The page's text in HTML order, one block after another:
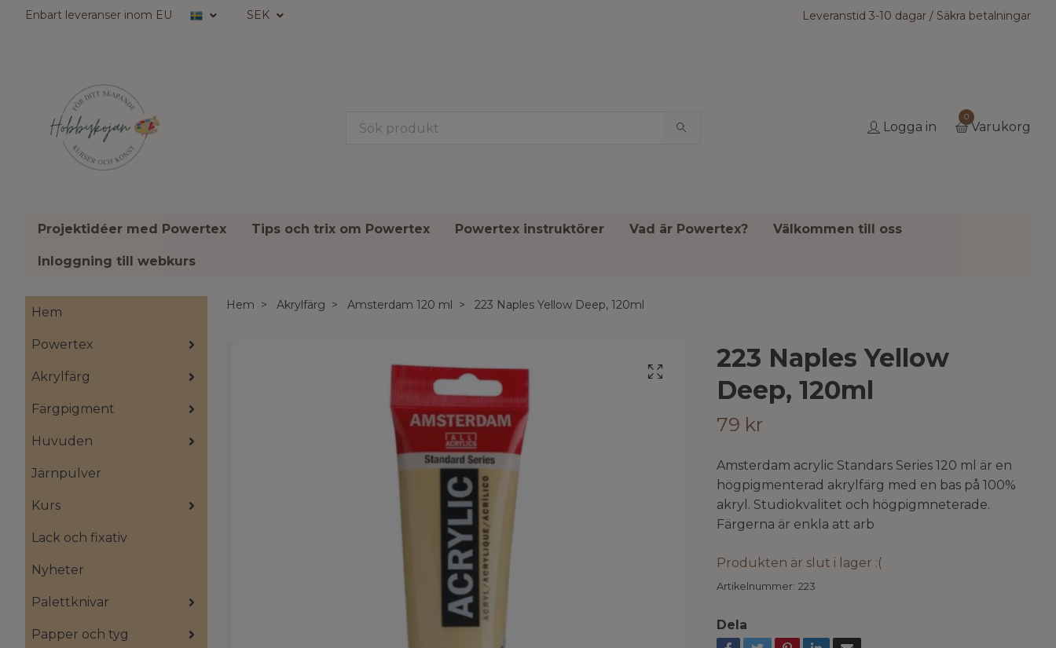
Enbart leveranser inom EU SEK Leveranstid 3-10 dagar / Säkra betalningar
Logga in
0
Varukorg
Projektidéer med Powertex Tips och trix om Powertex Powertex instruktörer Vad är Powertex? Välkommen till oss
Inloggning till webkurs
Hem
Powertex
Akrylfärg
Färgpigment
Huvuden
Järnpulver
Kurs
Lack och fixativ
Nyheter
Palettknivar
Papper och tyg
Hem Akrylfärg Amsterdam 120 ml 223 Naples Yellow Deep, 120ml
223 Naples Yellow
Deep, 120ml
79 kr
Amsterdam acrylic Standars Series 120 ml är en
högpigmenterad akrylfärg med en bas på 100%
akryl. Studiokvalitet och högpigmneterade.
Färgerna är enkla att arb
Produkten är slut i lager :(
Artikelnummer: 223
Dela